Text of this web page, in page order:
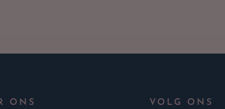
ONS VOLG ONS